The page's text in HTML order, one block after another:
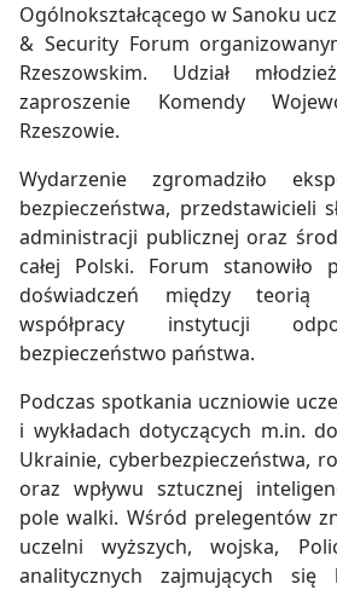
Ogólnokształcącego w Sanoku
& Security Forum
Rzeszowskim. Udział
zaproszenie Komendy
Rzeszowie.
Wydarzenie zgromadziło
bezpieczeństwa, przedstawicieli
administracji publicznej oraz
całej Polski. Forum stanowiło
doświadczeń między
współpracy instytucji
bezpieczeństwo państwa.
Podczas spotkania uczniowie
i wykładach dotyczących m.in.
Ukrainie, cyberbezpieczeństwa,
oraz wpływu sztucznej
pole walki. Wśród prelegentów
uczelni wyższych, wojska,
analitycznych zajmujących się